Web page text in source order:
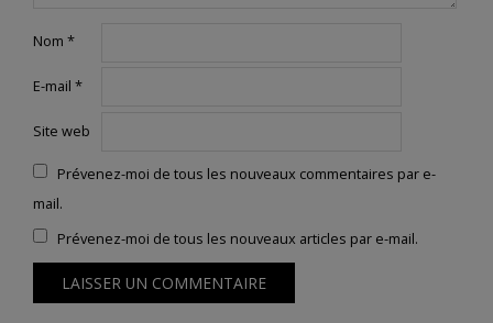
Nom *
E-mail *
Site web
Prévenez-moi de tous les nouveaux commentaires par e-
mail.
Prévenez-moi de tous les nouveaux articles par e-mail.